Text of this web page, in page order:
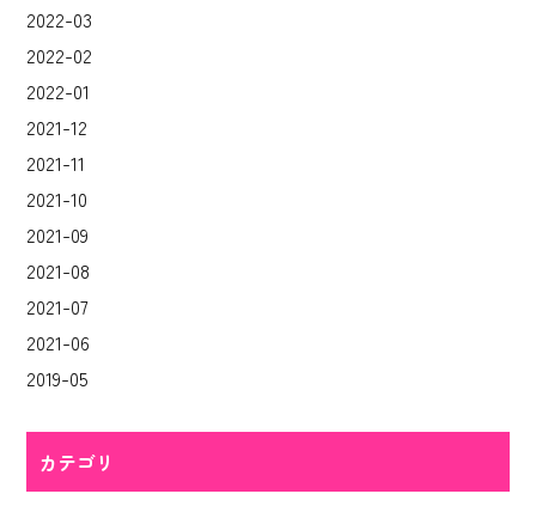
2022-03
2022-02
2022-01
2021-12
2021-11
2021-10
2021-09
2021-08
2021-07
2021-06
2019-05
カテゴリ